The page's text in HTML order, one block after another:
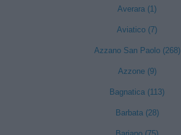
Averara (1)
Aviatico (7)
Azzano San Paolo (268)
Azzone (9)
Bagnatica (113)
Barbata (28)